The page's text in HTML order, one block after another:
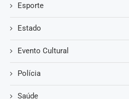
Esporte
Estado
Evento Cultural
Polícia
Saúde